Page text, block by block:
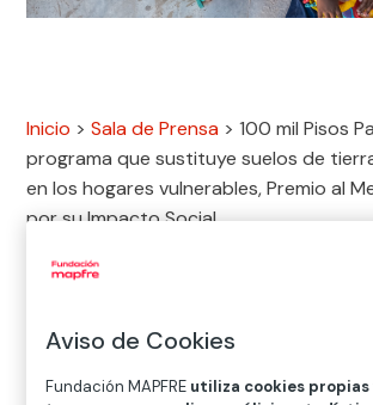
Inicio >Sala de Prensa >100 mil Pisos
programa que sustituye suelos de
en los hogares vulnerables, Premio al
por su Impacto Social
Aviso de Cookies
Fundación MAPFRE utiliza cookies propias